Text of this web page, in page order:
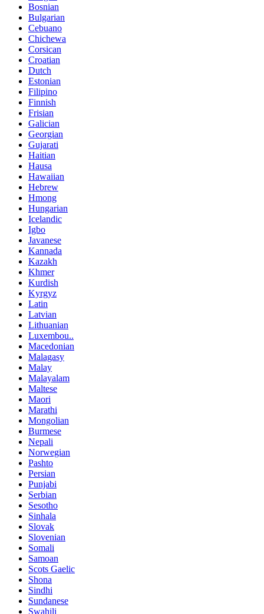
Bosnian
Bulgarian
Cebuano
Chichewa
Corsican
Croatian
Dutch
Estonian
Filipino
Finnish
Frisian
Galician
Georgian
Gujarati
Haitian
Hausa
Hawaiian
Hebrew
Hmong
Hungarian
Icelandic
Igbo
Javanese
Kannada
Kazakh
Khmer
Kurdish
Kyrgyz
Latin
Latvian
Lithuanian
Luxembou..
Macedonian
Malagasy
Malay
Malayalam
Maltese
Maori
Marathi
Mongolian
Burmese
Nepali
Norwegian
Pashto
Persian
Punjabi
Serbian
Sesotho
Sinhala
Slovak
Slovenian
Somali
Samoan
Scots Gaelic
Shona
Sindhi
Sundanese
Swahili